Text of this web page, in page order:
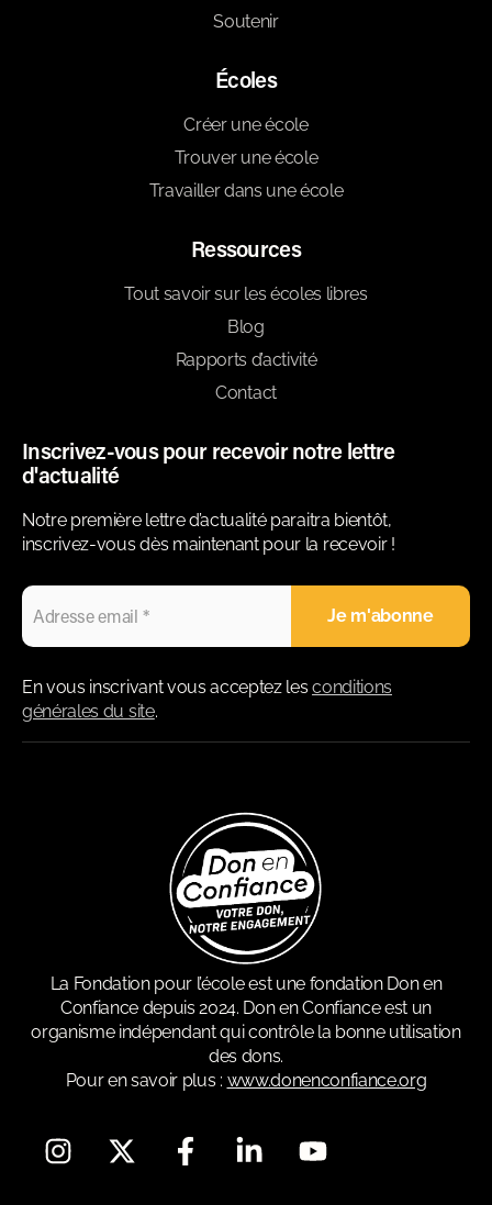
Soutenir
Écoles
Créer une école
Trouver une école
Travailler dans une école
Ressources
Tout savoir sur les écoles libres
Blog
Rapports d’activité
Contact
Inscrivez-vous pour recevoir notre lettre
d'actualité
Notre première lettre d’actualité paraitra bientôt,
inscrivez-vous dès maintenant pour la recevoir !
En vous inscrivant vous acceptez lesconditions
générales du site.
La Fondation pour l’école est une fondation Don en
Confiance depuis 2024. Don en Confiance est un
organisme indépendant qui contrôle la bonne utilisation
des dons.
Pour en savoir plus : www.donenconfiance.org